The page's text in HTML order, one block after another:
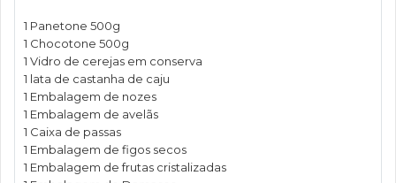
1 Panetone 500g
1 Chocotone 500g
1 Vidro de cerejas em conserva
1 lata de castanha de caju
1 Embalagem de nozes
1 Embalagem de avelãs
1 Caixa de passas
1 Embalagem de figos secos
1 Embalagem de frutas cristalizadas